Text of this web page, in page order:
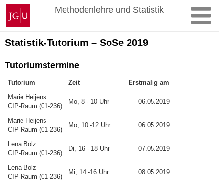
Zum
Inhalt
springen
Johannes
Gutenberg-
Universität
Mainz
Methodenlehre und Statistik
Statistik-Tutorium – SoSe 2019
Tutoriumstermine
Tutorium Zeit
Erstmalig am
Marie Heijens
CIP-Raum (01-236)
Mo, 8 - 10 Uhr 06.05.2019
Marie Heijens
CIP-Raum (01-236)
Mo, 10 -12 Uhr 06.05.2019
Lena Bolz
CIP-Raum (01-236)
Di, 16 - 18 Uhr 07.05.2019
Lena Bolz
CIP-Raum (01-236)
Mi, 14 -16 Uhr 08.05.2019